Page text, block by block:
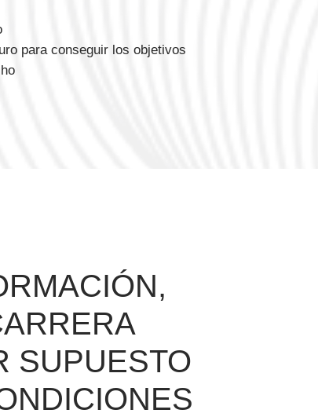
para conseguir los objetivos
SUPUESTO